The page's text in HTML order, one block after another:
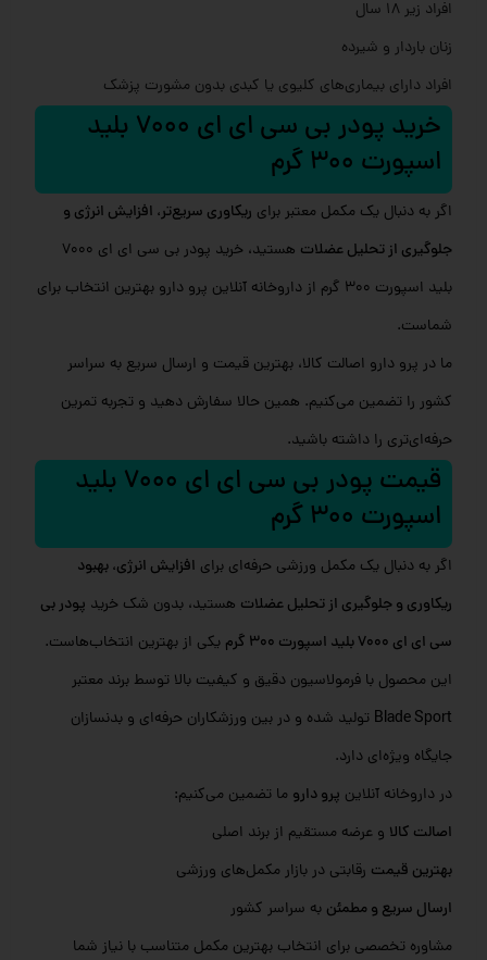
افراد زیر 18 سال
زنان باردار و شیرده
افراد دارای بیماری‌های کلیوی یا کبدی بدون مشورت پزشک
خرید پودر بی سی ای ای 7000 بلید
اسپورت 300 گرم
اگر به دنبال یک مکمل معتبر برای ریکاوری سریع‌تر، افزایش انرژی و
جلوگیری از تحلیل عضلات
هستید، خرید پودر بی سی ای ای 7000
بلید اسپورت 300 گرم از داروخانه آنلاین پرو دارو بهترین انتخاب برای
شماست.
ما در پرو دارو اصالت کالا، بهترین قیمت و ارسال سریع به سراسر
کشور را تضمین می‌کنیم. همین حالا سفارش دهید و تجربه تمرین
حرفه‌ای‌تری را داشته باشید.
قیمت پودر بی سی ای ای 7000 بلید
اسپورت 300 گرم
اگر به دنبال یک مکمل ورزشی حرفه‌ای برای افزایش انرژی، بهبود
ریکاوری و جلوگیری از تحلیل عضلات هستید، بدون شک خرید پودر بی
سی ای ای 7000 بلید اسپورت 300 گرم
یکی از بهترین انتخاب‌هاست.
این محصول با فرمولاسیون دقیق و کیفیت بالا توسط برند معتبر
Blade Sport تولید شده و در بین ورزشکاران حرفه‌ای و بدنسازان
جایگاه ویژه‌ای دارد.
در داروخانه آنلاین پرو دارو ما تضمین می‌کنیم:
اصالت کالا و عرضه مستقیم از برند اصلی
بهترین قیمت رقابتی در بازار مکمل‌های ورزشی
ارسال سریع و مطمئن به سراسر کشور
مشاوره تخصصی برای انتخاب بهترین مکمل متناسب با نیاز شما